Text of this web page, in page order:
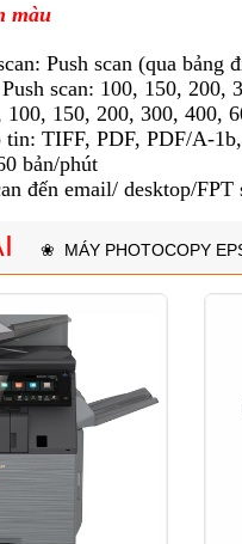
màu
Push scan (qua bảng
Push scan: 100, 150, 200,
100, 150, 200, 300, 400,
tin: TIFF, PDF, PDF/A-
bản/phút
đến email/ desktop/
❀ MÁY PHOTOCOPY